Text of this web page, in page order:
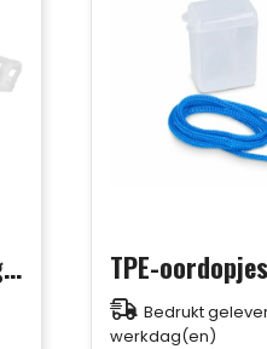
Vega kaarthouder van gerecycled plastic
Bedrukt
werkdag(en)